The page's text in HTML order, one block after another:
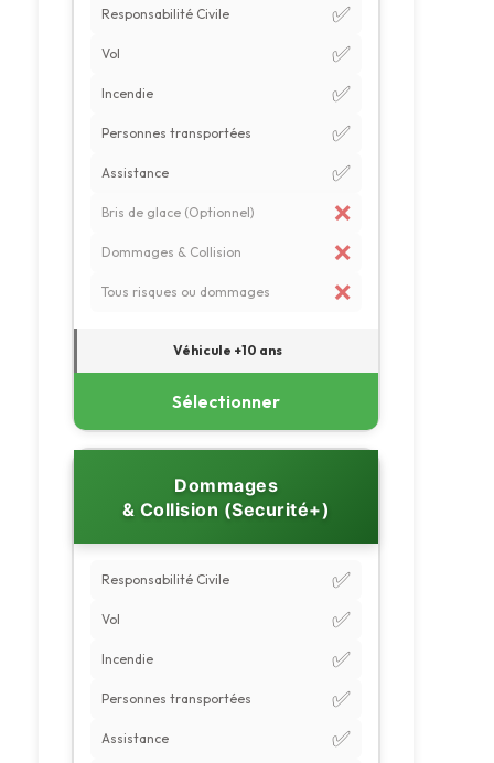
Responsabilité Civile ✅
Vol ✅
Incendie ✅
Personnes transportées ✅
Assistance ✅
Bris de glace (Optionnel) ❌
Dommages & Collision ❌
Tous risques ou dommages ❌
Véhicule +10 ans
Sélectionner
Dommages
& Collision (Securité+)
Responsabilité Civile ✅
Vol ✅
Incendie ✅
Personnes transportées ✅
Assistance ✅